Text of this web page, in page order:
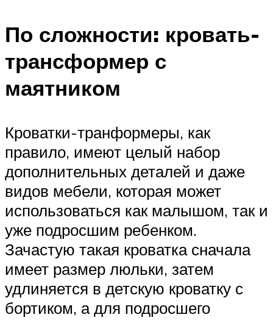
По сложности: кровать-
трансформер с
маятником
Кроватки-транформеры, как
правило, имеют целый набор
дополнительных деталей и даже
видов мебели, которая может
использоваться как малышом, так и
уже подросшим ребенком.
Зачастую такая кроватка сначала
имеет размер люльки, затем
удлиняется в детскую кроватку с
бортиком, а для подросшего